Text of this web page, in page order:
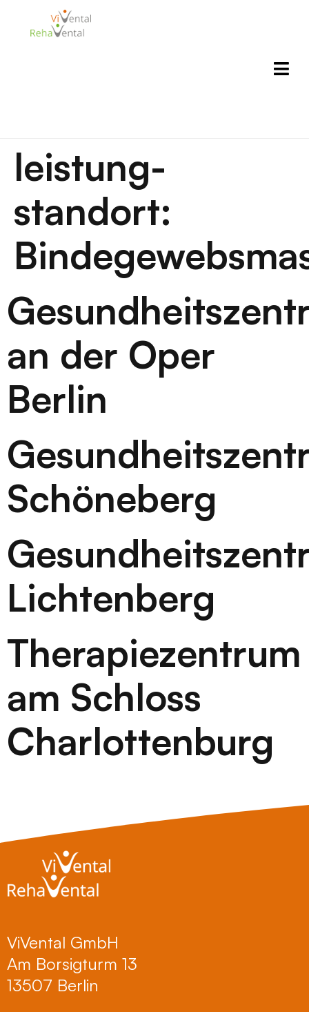
leistung-
standort:
an der Oper
Berlin
Schöneberg
Lichtenberg
Therapiezentrum
am Schloss
Charlottenburg
ViVental GmbH
Am Borsigturm 13
13507 Berlin